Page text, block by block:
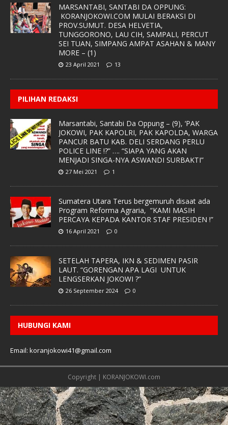
MARSANTABI, SANTABI DA OPPUNG:
KORANJOKOWI.COM MULAI BERAKSI DI
PROV.SUMUT. DESA HELVETIA,
TUNGGORONO, LAU CIH, SAMPALI, PERCUT
SEI TUAN, SIMPANG AMPAT ASAHAN & MANY
MORE – (1)
23 April 2021 13
PILIHAN REDAKSI
Marsantabi, Santabi Da Oppung – (9), ‘PAK
JOKOWI, PAK KAPOLRI, PAK KAPOLDA, WARGA
PANCUR BATU KAB. DELI SERDANG PERLU
POLICE LINE !?” …. “SIAPA YANG AKAN
MENJADI SINGA-NYA ASWANDI SURBAKTI”
27 Mei 2021 1
Sumatera Utara Terus bergemuruh disaat ada
Program Reforma Agraria, “KAMI MASIH
PERCAYA KEPADA KANTOR STAF PRESIDEN !”
16 April 2021 0
SETELAH TAPERA, IKN & SEDIMEN PASIR
LAUT. “GORENGAN APA LAGI UNTUK
LENGSERKAN JOKOWI ?”
26 September 2024 0
HUBUNGI KAMI
Email: koranjokowi41@gmail.com
Copyright | KORANJOKOWI.com